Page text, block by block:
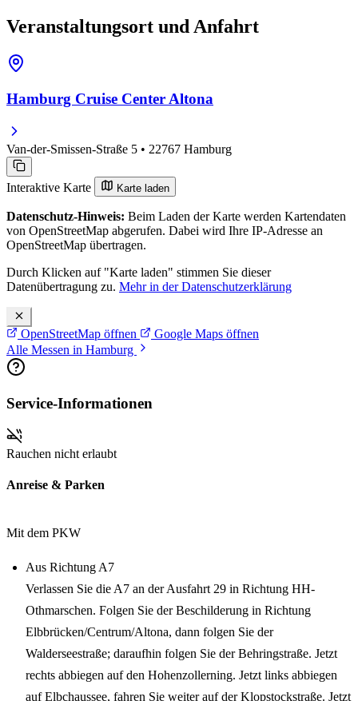
Veranstaltungsort und Anfahrt
Hamburg Cruise Center Altona
Van-der-Smissen-Straße 5 • 22767 Hamburg
Interaktive Karte Karte laden
Datenschutz-Hinweis: Beim Laden der Karte werden Kartendaten
von OpenStreetMap abgerufen. Dabei wird Ihre IP-Adresse an
OpenStreetMap übertragen.
Durch Klicken auf "Karte laden" stimmen Sie dieser
Datenübertragung zu. Mehr in der Datenschutzerklärung
OpenStreetMap öffnen
Google Maps öffnen
Alle Messen in Hamburg
Service-Informationen
Rauchen nicht erlaubt
Anreise & Parken
Mit dem PKW
Aus Richtung A7
Verlassen Sie die A7 an der Ausfahrt 29 in Richtung HH-
Othmarschen. Folgen Sie der Beschilderung in Richtung
Elbbrücken/Centrum/Altona, dann folgen Sie der
Walderseestraße; daraufhin folgen Sie der Behringstraße. Jetzt
rechts abbiegen auf den Hohenzollerning. Jetzt links abbiegen
auf Elbchaussee, fahren Sie weiter auf der Klopstockstraße. Jetzt